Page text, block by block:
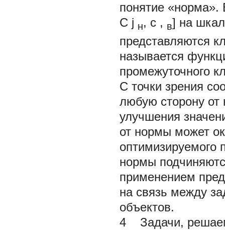
понятие «норма».
C j н, с , в] на
представляются
называется
промежуточного
С точки зрения
любую сторону от
улучшения
от нормы может
оптимизируемого
нормы
применением
на связь между
объектов.
4 Задачи,